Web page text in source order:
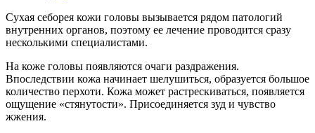
Сухая себорея кожи головы вызывается рядом патологий
внутренних органов, поэтому ее лечение проводится сразу
несколькими специалистами.
На коже головы появляются очаги раздражения.
Впоследствии кожа начинает шелушиться, образуется большое
количество перхоти. Кожа может растрескиваться, появляется
ощущение «стянутости». Присоединяется зуд и чувство
жжения.